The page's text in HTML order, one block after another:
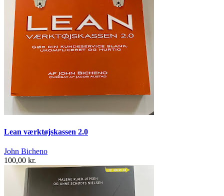
Lean værktøjskassen 2.0
John Bicheno
100,00 kr.